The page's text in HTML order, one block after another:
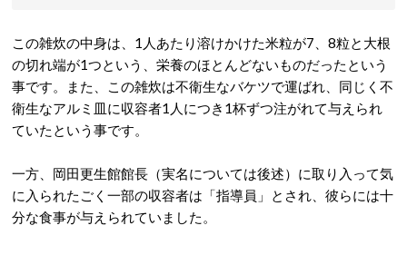
この雑炊の中身は、1人あたり溶けかけた米粒が7、8粒と大根
の切れ端が1つという、栄養のほとんどないものだったという
事です。また、この雑炊は不衛生なバケツで運ばれ、同じく不
衛生なアルミ皿に収容者1人につき1杯ずつ注がれて与えられ
ていたという事です。
一方、岡田更生館館長（実名については後述）に取り入って気
に入られたごく一部の収容者は「指導員」とされ、彼らには十
分な食事が与えられていました。